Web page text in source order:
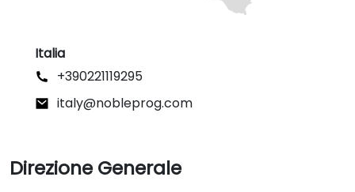
Italia
+390221119295
italy@nobleprog.com
Direzione Generale